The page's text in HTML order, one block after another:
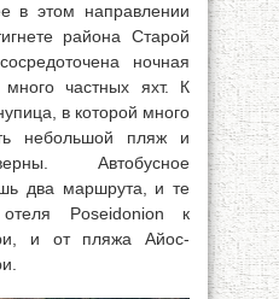
в этом направлении
района Старой
ночная
частных яхт. К
в которой много
небольшой пляж и
Автобусное
два маршрута, и те
Poseidonion к
и от пляжа Айос-